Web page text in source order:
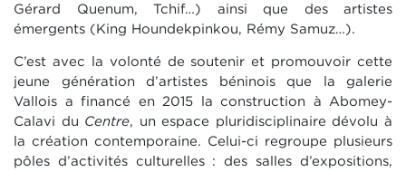
Gérard Quenum, Tchif…) ainsi que des artistes
émergents (King Houndekpinkou, Rémy Samuz…).
C’est avec la volonté de soutenir et promouvoir cette
jeune génération d’artistes béninois que la galerie
Vallois a financé en 2015 la construction à Abomey-
Calavi du Centre, un espace pluridisciplinaire dévolu à
la création contemporaine. Celui-ci regroupe plusieurs
pôles d’activités culturelles : des salles d’expositions,